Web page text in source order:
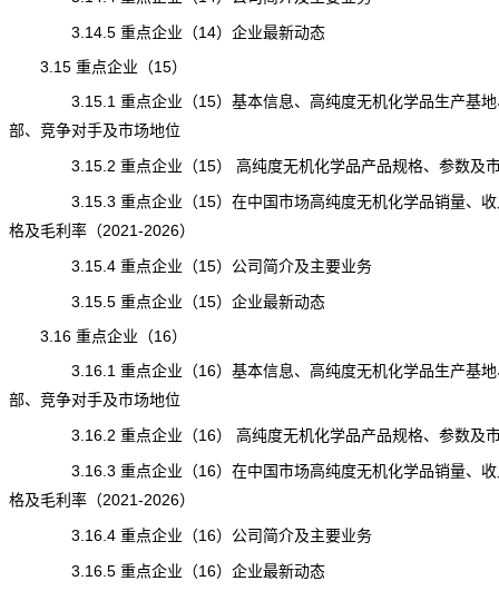
3.14.5 重点企业（14）企业最新动态
3.15 重点企业（15）
3.15.1 重点企业（15）基本信息、高纯度无机化学品生产基地
部、竞争对手及市场地位
3.15.2 重点企业（15） 高纯度无机化学品产品规格、参数及市
3.15.3 重点企业（15）在中国市场高纯度无机化学品销量、收
格及毛利率（2021-2026）
3.15.4 重点企业（15）公司简介及主要业务
3.15.5 重点企业（15）企业最新动态
3.16 重点企业（16）
3.16.1 重点企业（16）基本信息、高纯度无机化学品生产基地
部、竞争对手及市场地位
3.16.2 重点企业（16） 高纯度无机化学品产品规格、参数及市
3.16.3 重点企业（16）在中国市场高纯度无机化学品销量、收
格及毛利率（2021-2026）
3.16.4 重点企业（16）公司简介及主要业务
3.16.5 重点企业（16）企业最新动态